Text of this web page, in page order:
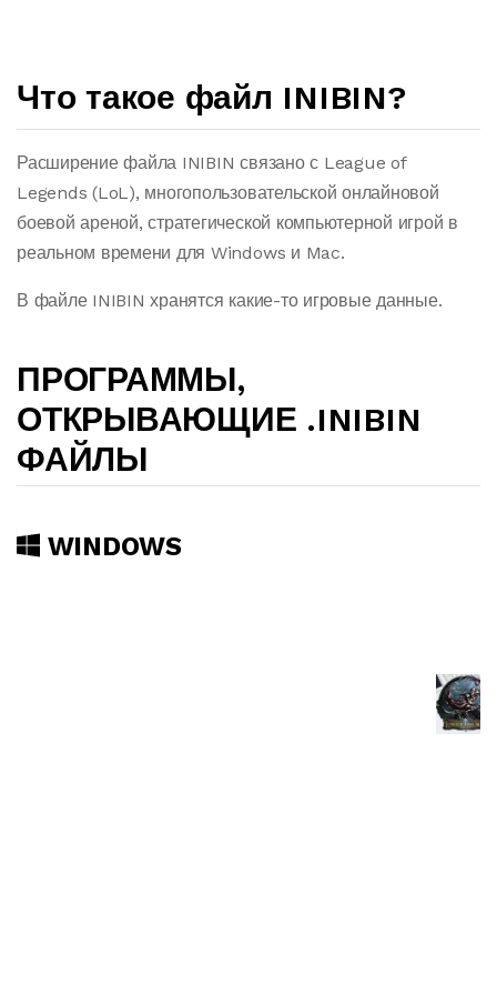
Что такое файл INIBIN?
Расширение файла INIBIN связано с League of
Legends (LoL), многопользовательской онлайновой
боевой ареной, стратегической компьютерной игрой в
реальном времени для Windows и Mac.
В файле INIBIN хранятся какие-то игровые данные.
ПРОГРАММЫ,
ОТКРЫВАЮЩИЕ .INIBIN
ФАЙЛЫ
WINDOWS